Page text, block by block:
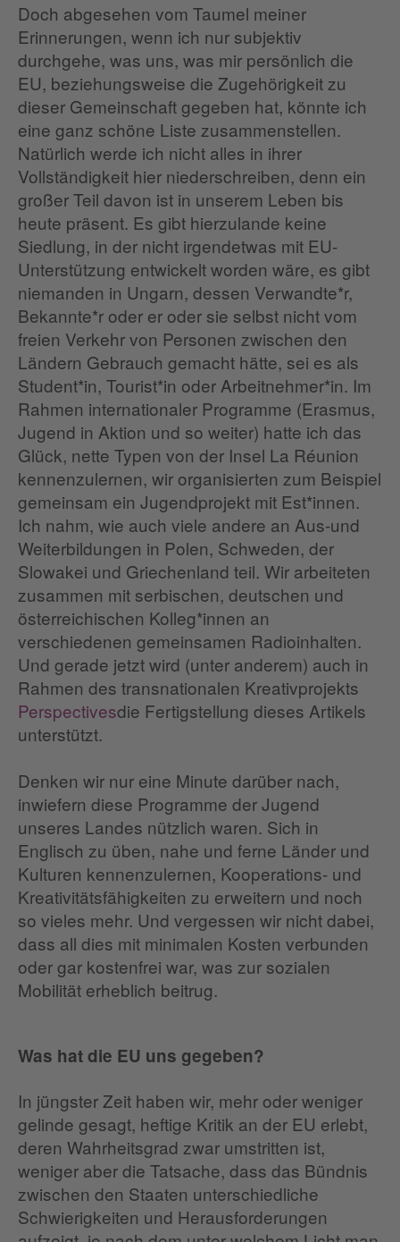
Doch abgesehen vom Taumel meiner
Erinnerungen, wenn ich nur subjektiv
durchgehe, was uns, was mir persönlich die
EU, beziehungsweise die Zugehörigkeit zu
dieser Gemeinschaft gegeben hat, könnte ich
eine ganz schöne Liste zusammenstellen.
Natürlich werde ich nicht alles in ihrer
Vollständigkeit hier niederschreiben, denn ein
großer Teil davon ist in unserem Leben bis
heute präsent. Es gibt hierzulande keine
Siedlung, in der nicht irgendetwas mit EU-
Unterstützung entwickelt worden wäre, es gibt
niemanden in Ungarn, dessen Verwandte*r,
Bekannte*r oder er oder sie selbst nicht vom
freien Verkehr von Personen zwischen den
Ländern Gebrauch gemacht hätte, sei es als
Student*in, Tourist*in oder Arbeitnehmer*in. Im
Rahmen internationaler Programme (Erasmus,
Jugend in Aktion und so weiter) hatte ich das
Glück, nette Typen von der Insel La Réunion
kennenzulernen, wir organisierten zum Beispiel
gemeinsam ein Jugendprojekt mit Est*innen.
Ich nahm, wie auch viele andere an Aus-und
Weiterbildungen in Polen, Schweden, der
Slowakei und Griechenland teil. Wir arbeiteten
zusammen mit serbischen, deutschen und
österreichischen Kolleg*innen an
verschiedenen gemeinsamen Radioinhalten.
Und gerade jetzt wird (unter anderem) auch in
Rahmen des transnationalen Kreativprojekts
Perspectivesdie Fertigstellung dieses Artikels
unterstützt.
Denken wir nur eine Minute darüber nach,
inwiefern diese Programme der Jugend
unseres Landes nützlich waren. Sich in
Englisch zu üben, nahe und ferne Länder und
Kulturen kennenzulernen, Kooperations- und
Kreativitätsfähigkeiten zu erweitern und noch
so vieles mehr. Und vergessen wir nicht dabei,
dass all dies mit minimalen Kosten verbunden
oder gar kostenfrei war, was zur sozialen
Mobilität erheblich beitrug.
Was hat die EU uns gegeben?
In jüngster Zeit haben wir, mehr oder weniger
gelinde gesagt, heftige Kritik an der EU erlebt,
deren Wahrheitsgrad zwar umstritten ist,
weniger aber die Tatsache, dass das Bündnis
zwischen den Staaten unterschiedliche
Schwierigkeiten und Herausforderungen